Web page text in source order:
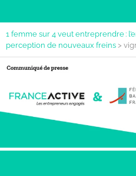
1 femme sur 4 veut entreprendre :
perception de nouveaux freins >